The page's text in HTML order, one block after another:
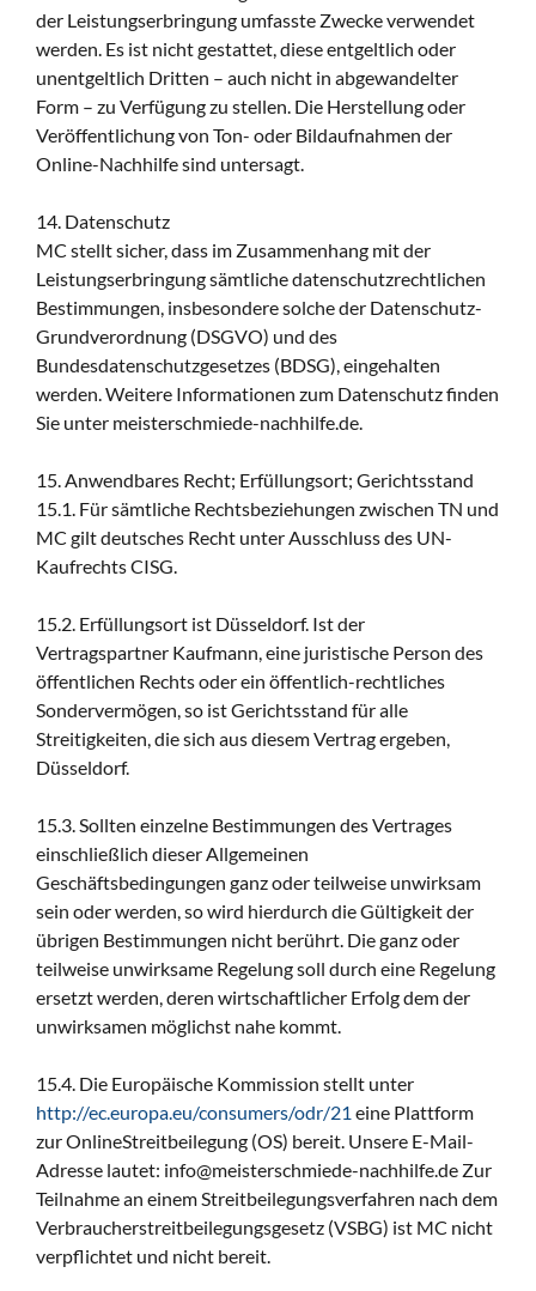
der Leistungserbringung umfasste Zwecke verwendet
werden. Es ist nicht gestattet, diese entgeltlich oder
unentgeltlich Dritten – auch nicht in abgewandelter
Form – zu Verfügung zu stellen. Die Herstellung oder
Veröffentlichung von Ton- oder Bildaufnahmen der
Online-Nachhilfe sind untersagt.
14. Datenschutz
MC stellt sicher, dass im Zusammenhang mit der
Leistungserbringung sämtliche datenschutzrechtlichen
Bestimmungen, insbesondere solche der Datenschutz-
Grundverordnung (DSGVO) und des
Bundesdatenschutzgesetzes (BDSG), eingehalten
werden. Weitere Informationen zum Datenschutz finden
Sie unter meisterschmiede-nachhilfe.de.
15. Anwendbares Recht; Erfüllungsort; Gerichtsstand
15.1. Für sämtliche Rechtsbeziehungen zwischen TN und
MC gilt deutsches Recht unter Ausschluss des UN-
Kaufrechts CISG.
15.2. Erfüllungsort ist Düsseldorf. Ist der
Vertragspartner Kaufmann, eine juristische Person des
öffentlichen Rechts oder ein öffentlich-rechtliches
Sondervermögen, so ist Gerichtsstand für alle
Streitigkeiten, die sich aus diesem Vertrag ergeben,
Düsseldorf.
15.3. Sollten einzelne Bestimmungen des Vertrages
einschließlich dieser Allgemeinen
Geschäftsbedingungen ganz oder teilweise unwirksam
sein oder werden, so wird hierdurch die Gültigkeit der
übrigen Bestimmungen nicht berührt. Die ganz oder
teilweise unwirksame Regelung soll durch eine Regelung
ersetzt werden, deren wirtschaftlicher Erfolg dem der
unwirksamen möglichst nahe kommt.
15.4. Die Europäische Kommission stellt unter
http://ec.europa.eu/consumers/odr/21 eine Plattform
zur OnlineStreitbeilegung (OS) bereit. Unsere E-Mail-
Adresse lautet: info@meisterschmiede-nachhilfe.de Zur
Teilnahme an einem Streitbeilegungsverfahren nach dem
Verbraucherstreitbeilegungsgesetz (VSBG) ist MC nicht
verpflichtet und nicht bereit.